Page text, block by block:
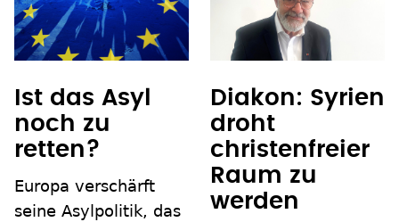
Ist das Asyl
noch zu
retten?
Europa verschärft
seine Asylpolitik, das
Diakon: Syrien
droht
christenfreier
Raum zu
werden